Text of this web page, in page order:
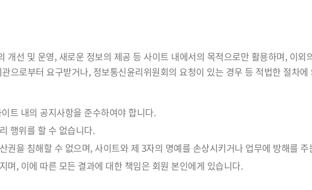
개선 및 운영, 새로운 정보의 제공 등 사이트 내에서의 목적으로만 활용하며, 이외
으로부터 요구받거나, 정보통신윤리위원회의 요청이 있는 경우 등 적법한 절차
트 내의 공지사항을 준수하여야 합니다.
행위를 할 수 없습니다.
권을 침해할 수 없으며, 사이트와 제 3자의 명예를 손상시키거나 업무에 방해를
며, 이에 따른 모든 결과에 대한 책임은 회원 본인에게 있습니다.